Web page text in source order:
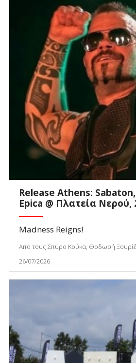
Release Athens:
Epica @ Πλατεία Νερού,
Madness Reigns!
Από τους Σπύρο Κούκα, Θοδωρή
26/07/2026